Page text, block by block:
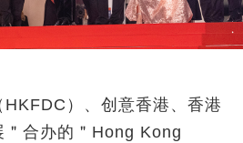
）、创意香港、香港
＂合办的＂Hong Kong